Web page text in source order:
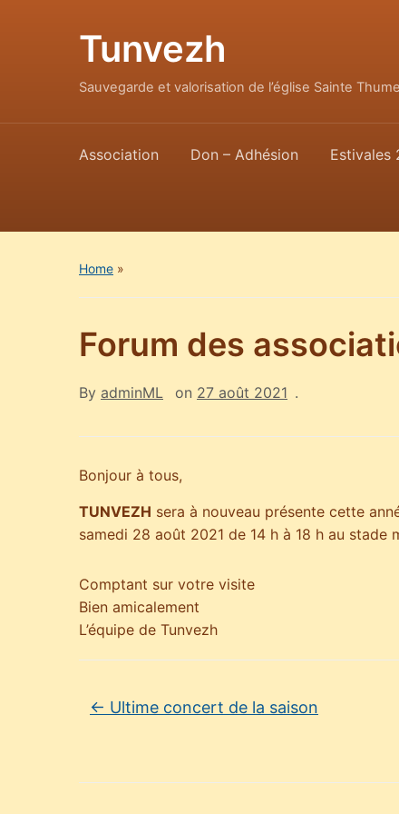
Tunvezh
Sauvegarde et valorisation de l’église Sainte
Association Don – Adhésion Estivales
Home »
Forum des
By adminML on 27 août 2021 .
Bonjour à tous,
TUNVEZH sera à nouveau présente cette
samedi 28 août 2021 de 14 h à 18 h au stade
Comptant sur votre visite
Bien amicalement
L’équipe de Tunvezh
← Ultime concert de la saison